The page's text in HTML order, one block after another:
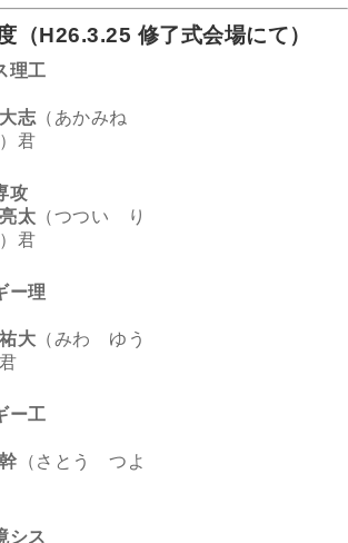
（H26.3.25 修了式会場にて）
理工
志 （あかみね
君
攻
太 （つつい り
君
ー理
大 （みわ ゆう
ー工
（さとう つよ
シス